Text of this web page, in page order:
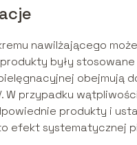
nawilżającego
były
obejmują
W przypadku
produkty i
efekt systematycznej